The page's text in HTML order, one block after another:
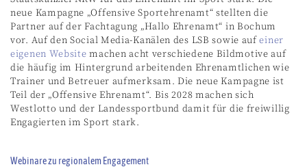
neue Kampagne „Offensive Sportehrenamt“ stellten die
Partner auf der Fachtagung „Hallo Ehrenamt“ in Bochum
vor. Auf den Social Media-Kanälen des LSB sowie aufeiner
eigenen Website machen acht verschiedene Bildmotive auf
die häufig im Hintergrund arbeitenden Ehrenamtlichen wie
Trainer und Betreuer aufmerksam. Die neue Kampagne ist
Teil der „Offensive Ehrenamt“. Bis 2028 machen sich
Westlotto und der Landessportbund damit für die freiwillig
Engagierten im Sport stark.
Webinare zu regionalem Engagement